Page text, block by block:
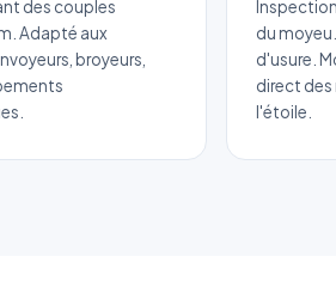
des couples
Adapté aux
broyeurs,
du
d'usure.
direct des
l'étoile.
engagement